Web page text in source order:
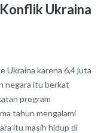
Ukraina
Ukraina karena 6,4 juta
negara itu berkat
program
tahun mengalami
itu masih hidup di